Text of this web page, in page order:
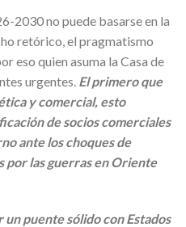
2030 no puede basarse en la
retórico, el pragmatismo
eso quien asuma la Casa de
urgentes. El primero que
y comercial, esto
de socios comerciales
ante los choques de
por las guerras en Oriente
puente sólido con Estados